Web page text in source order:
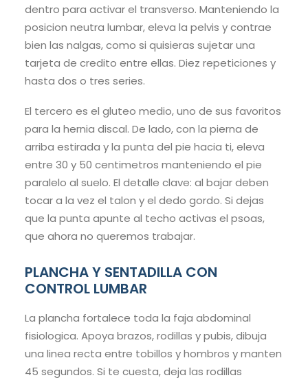
dentro para activar el transverso. Manteniendo la
posicion neutra lumbar, eleva la pelvis y contrae
bien las nalgas, como si quisieras sujetar una
tarjeta de credito entre ellas. Diez repeticiones y
hasta dos o tres series.
El tercero es el gluteo medio, uno de sus favoritos
para la hernia discal. De lado, con la pierna de
arriba estirada y la punta del pie hacia ti, eleva
entre 30 y 50 centimetros manteniendo el pie
paralelo al suelo. El detalle clave: al bajar deben
tocar a la vez el talon y el dedo gordo. Si dejas
que la punta apunte al techo activas el psoas,
que ahora no queremos trabajar.
PLANCHA Y SENTADILLA CON
CONTROL LUMBAR
La plancha fortalece toda la faja abdominal
fisiologica. Apoya brazos, rodillas y pubis, dibuja
una linea recta entre tobillos y hombros y manten
45 segundos. Si te cuesta, deja las rodillas